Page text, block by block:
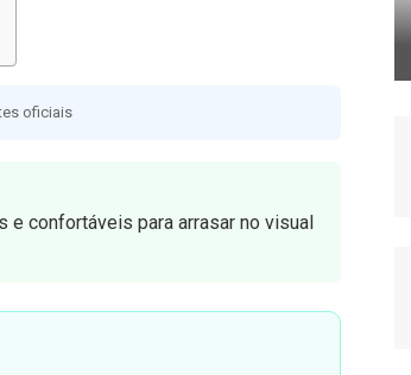
oficiais
confortáveis para arrasar no visual